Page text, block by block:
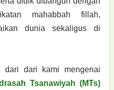
mahabbah fillah,
dunia sekaligus di
dari dari kami mengenai
Tsanawiyah (MTs)